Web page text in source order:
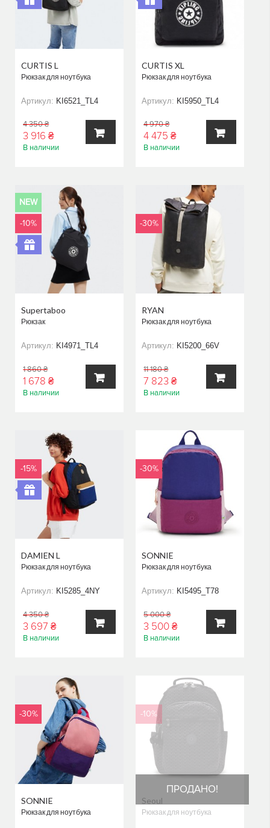
CURTIS L
Рюкзак для ноутбука
Артикул: KI6521_TL4
4 350 ₴
3 916 ₴
В наличии
CURTIS XL
Рюкзак для ноутбука
Артикул: KI5950_TL4
4 970 ₴
4 475 ₴
В наличии
NEW
-10%
Supertaboo
Рюкзак
Артикул: KI4971_TL4
1 860 ₴
1 678 ₴
В наличии
-30%
RYAN
Рюкзак для ноутбука
Артикул: KI5200_66V
11 180 ₴
7 823 ₴
В наличии
-15%
DAMIEN L
Рюкзак для ноутбука
Артикул: KI5285_4NY
4 350 ₴
3 697 ₴
В наличии
-30%
SONNIE
Рюкзак для ноутбука
Артикул: KI5495_T78
5 000 ₴
3 500 ₴
В наличии
-30%
SONNIE
Рюкзак для ноутбука
ПРОДАНО!
-10%
Seoul
Рюкзак для ноутбука